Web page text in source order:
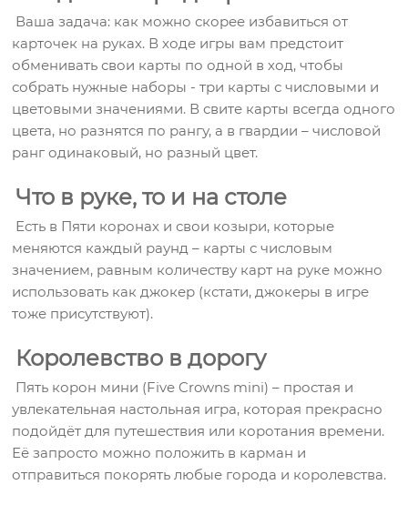
Ваша задача: как можно скорее избавиться от
карточек на руках. В ходе игры вам предстоит
обменивать свои карты по одной в ход, чтобы
собрать нужные наборы - три карты с числовыми и
цветовыми значениями. В свите карты всегда одного
цвета, но разнятся по рангу, а в гвардии – числовой
ранг одинаковый, но разный цвет.
Что в руке, то и на столе
Есть в Пяти коронах и свои козыри, которые
меняются каждый раунд – карты с числовым
значением, равным количеству карт на руке можно
использовать как джокер (кстати, джокеры в игре
тоже присутствуют).
Королевство в дорогу
Пять корон мини (Five Crowns mini) – простая и
увлекательная настольная игра, которая прекрасно
подойдёт для путешествия или коротания времени.
Её запросто можно положить в карман и
отправиться покорять любые города и королевства.